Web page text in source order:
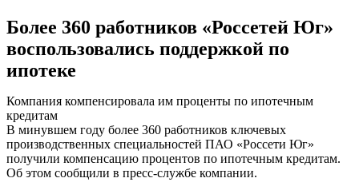
Более 360 работников «Россетей Юг»
воспользовались поддержкой по
ипотеке
Компания компенсировала им проценты по ипотечным
кредитам
В минувшем году более 360 работников ключевых
производственных специальностей ПАО «Россети Юг»
получили компенсацию процентов по ипотечным кредитам.
Об этом сообщили в пресс-службе компании.